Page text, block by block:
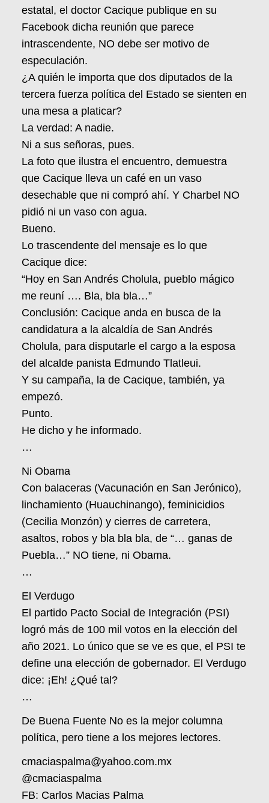
estatal, el doctor Cacique publique en su
Facebook dicha reunión que parece
intrascendente, NO debe ser motivo de
especulación.
¿A quién le importa que dos diputados de la
tercera fuerza política del Estado se sienten en
una mesa a platicar?
La verdad: A nadie.
Ni a sus señoras, pues.
La foto que ilustra el encuentro, demuestra
que Cacique lleva un café en un vaso
desechable que ni compró ahí. Y Charbel NO
pidió ni un vaso con agua.
Bueno.
Lo trascendente del mensaje es lo que
Cacique dice:
“Hoy en San Andrés Cholula, pueblo mágico
me reuní …. Bla, bla bla…”
Conclusión: Cacique anda en busca de la
candidatura a la alcaldía de San Andrés
Cholula, para disputarle el cargo a la esposa
del alcalde panista Edmundo Tlatleui.
Y su campaña, la de Cacique, también, ya
empezó.
Punto.
He dicho y he informado.
…
Ni Obama
Con balaceras (Vacunación en San Jerónico),
linchamiento (Huauchinango), feminicidios
(Cecilia Monzón) y cierres de carretera,
asaltos, robos y bla bla bla, de “… ganas de
Puebla…” NO tiene, ni Obama.
…
El Verdugo
El partido Pacto Social de Integración (PSI)
logró más de 100 mil votos en la elección del
año 2021. Lo único que se ve es que, el PSI te
define una elección de gobernador. El Verdugo
dice: ¡Eh! ¿Qué tal?
…
De Buena Fuente No es la mejor columna
política, pero tiene a los mejores lectores.
cmaciaspalma@yahoo.com.mx
@cmaciaspalma
FB: Carlos Macias Palma